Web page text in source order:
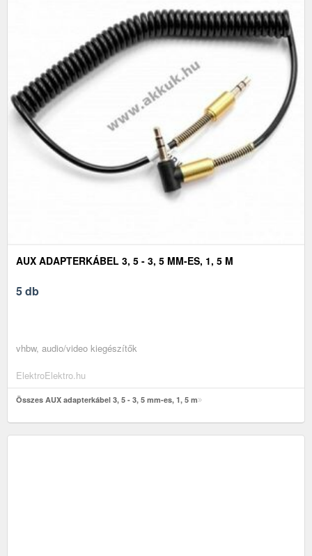
AUX ADAPTERKÁBEL 3, 5 - 3, 5 MM-ES, 1, 5 M
5 db
vhbw, audio/video kiegészítők
ElektroElektro.hu
Összes AUX adapterkábel 3, 5 - 3, 5 mm-es, 1, 5 m